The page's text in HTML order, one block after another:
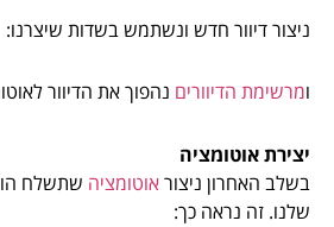
ניצור דיוור חדש ונשתמש בשדות שיצרנו:
ומרשימת הדיוורים נהפוך את הדיוור
יצירת אוטומציה
בשלב האחרון ניצוראוטומציה שתשלח
שלנו. זה נראה כך: